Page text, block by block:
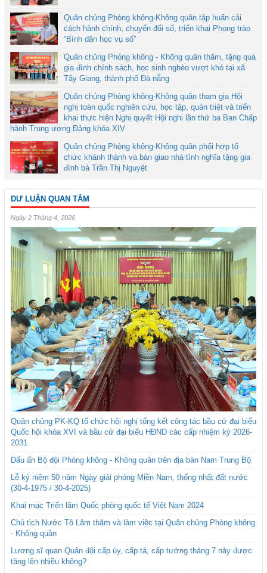
Quân chủng Phòng không-Không quân tập huấn cải
cách hành chính, chuyển đổi số, triển khai Phong trào
“Bình dân học vụ số”
Quân chủng Phòng không - Không quân thăm, tặng quà
gia đình chính sách, học sinh nghèo vượt khó tại xã
Tây Giang, thành phố Đà nẵng
Quân chủng Phòng không-Không quân tham gia Hội
nghị toàn quốc nghiên cứu, học tập, quán triệt và triển
khai thực hiện Nghị quyết Hội nghị lần thứ ba Ban Chấp
hành Trung ương Đảng khóa XIV
Quân chủng Phòng không-Không quân phối hợp tổ
chức khánh thành và bàn giao nhà tình nghĩa tặng gia
đình bà Trần Thị Nguyệt
DƯ LUẬN QUAN TÂM
Ngày 2 Tháng 4, 2026
Quân chủng PK-KQ tổ chức hội nghị tổng kết công tác bầu cử đại biểu
Quốc hội khóa XVI và bầu cử đại biểu HĐND các cấp nhiệm kỳ 2026-
2031
Dấu ấn Bộ đội Phòng không - Không quân trên địa bàn Nam Trung Bộ
Lễ kỷ niệm 50 năm Ngày giải phóng Miền Nam, thống nhất đất nước
(30-4-1975 / 30-4-2025)
Khai mạc Triển lãm Quốc phòng quốc tế Việt Nam 2024
Chủ tịch Nước Tô Lâm thăm và làm việc tại Quân chủng Phòng không
- Không quân
Lương sĩ quan Quân đội cấp úy, cấp tá, cấp tướng tháng 7 này được
tăng lên nhiều không?